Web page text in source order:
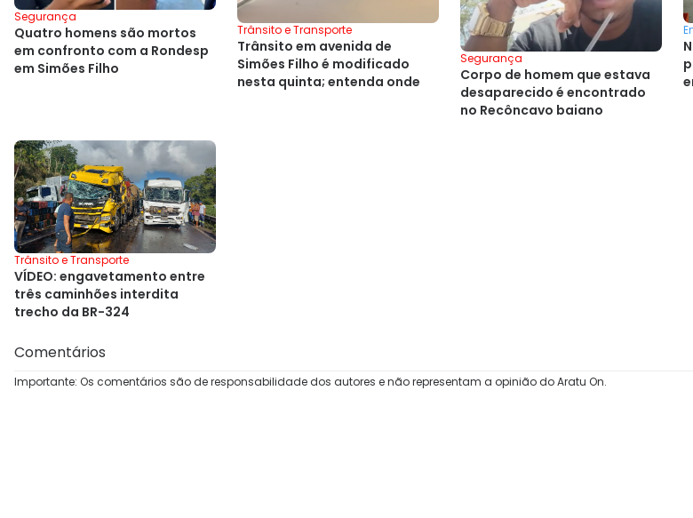
Segurança
Quatro homens são mortos
em confronto com a Rondesp
em Simões Filho
Trânsito e Transporte
Trânsito em avenida de
Simões Filho é modificado
nesta quinta; entenda onde
Segurança
Corpo de homem que estava
desaparecido é encontrado
no Recôncavo baiano
Trânsito e Transporte
VÍDEO: engavetamento entre
três caminhões interdita
trecho da BR-324
Comentários
Importante: Os comentários são de responsabilidade dos autores e não representam a opinião do Aratu On.